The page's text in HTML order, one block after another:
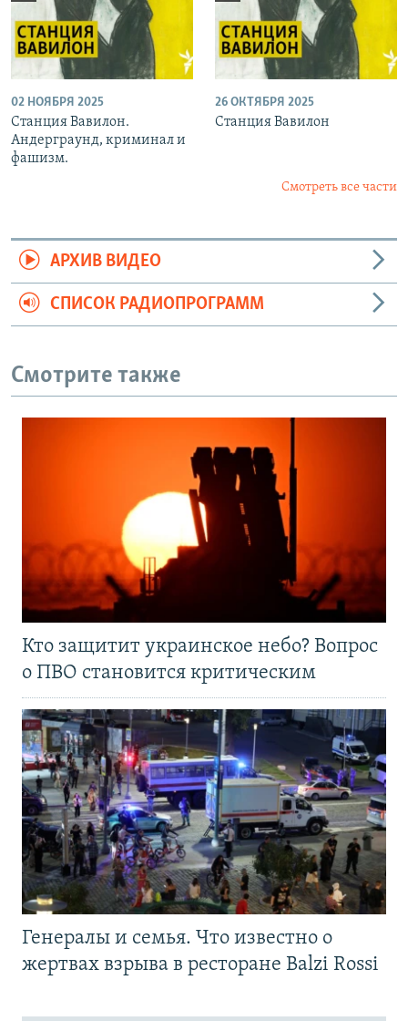
02 НОЯБРЯ 2025
Станция Вавилон.
Андерграунд, криминал и
фашизм.
26 ОКТЯБРЯ 2025
Станция Вавилон
Смотреть все части
АРХИВ ВИДЕО
СПИСОК РАДИОПРОГРАММ
Смотрите также
Кто защитит украинское небо? Вопрос
о ПВО становится критическим
Генералы и семья. Что известно о
жертвах взрыва в ресторане Balzi Rossi